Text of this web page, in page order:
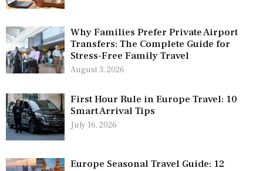
Why Families Prefer Private Airport
Transfers: The Complete Guide for
Stress-Free Family Travel
August 3, 2026
First Hour Rule in Europe Travel: 10
Smart Arrival Tips
July 16, 2026
Europe Seasonal Travel Guide: 12